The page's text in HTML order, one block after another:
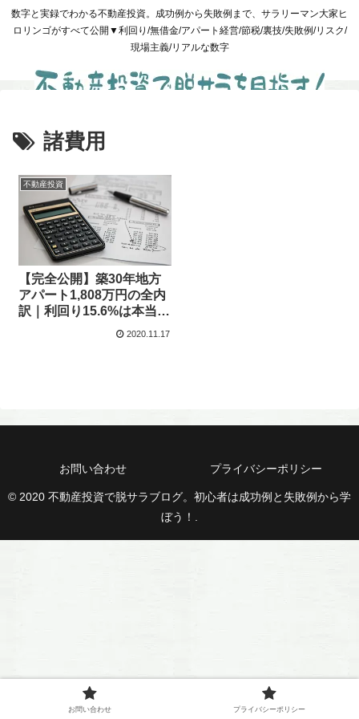
数字と実録でわかる不動産投資。成功例から失敗例まで、サラリーマン大家ヒ
ロリンゴがすべて公開▼利回り/無借金/アパート経営/節税/裏技/失敗例/リスク/
現場主義/リアルな数字
諸費用
不動産投資
【完全公開】築30年地方
アパート1,808万円の全内
訳｜利回り15.6%は本当に
2020.11.17
お問い合わせ プライバシーポリシー
© 2020 不動産投資で脱サラブログ。初心者は成功例と失敗例から学
ぼう！.
お問い合わせ プライバシーポリシー